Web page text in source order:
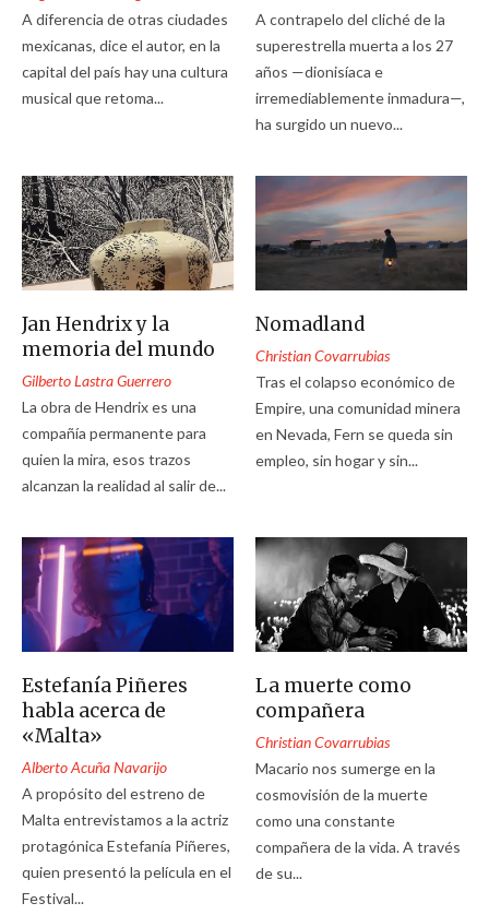
A diferencia de otras ciudades
mexicanas, dice el autor, en la
capital del país hay una cultura
musical que retoma...
A contrapelo del cliché de la
superestrella muerta a los 27
años —dionisíaca e
irremediablemente inmadura—,
ha surgido un nuevo...
Jan Hendrix y la
memoria del mundo
Gilberto Lastra Guerrero
La obra de Hendrix es una
compañía permanente para
quien la mira, esos trazos
alcanzan la realidad al salir de...
Nomadland
Christian Covarrubias
Tras el colapso económico de
Empire, una comunidad minera
en Nevada, Fern se queda sin
empleo, sin hogar y sin...
Estefanía Piñeres
habla acerca de
«Malta»
Alberto Acuña Navarijo
A propósito del estreno de
Malta entrevistamos a la actriz
protagónica Estefanía Piñeres,
quien presentó la película en el
Festival...
La muerte como
compañera
Christian Covarrubias
Macario nos sumerge en la
cosmovisión de la muerte
como una constante
compañera de la vida. A través
de su...